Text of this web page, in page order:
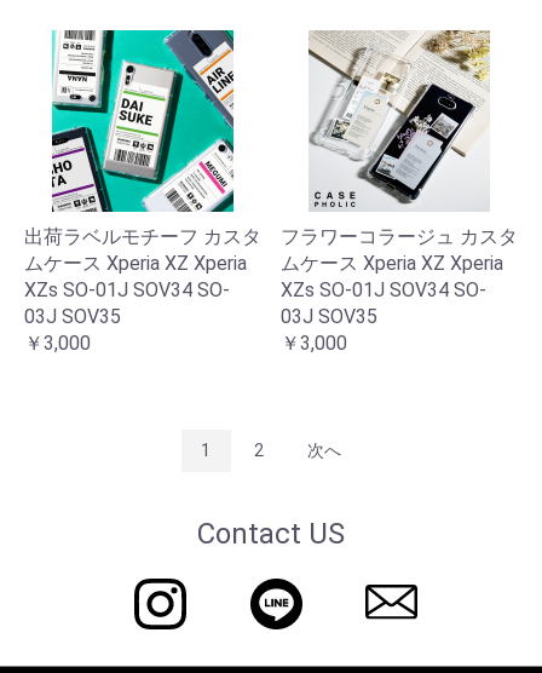
出荷ラベルモチーフ カスタ
ムケース Xperia XZ Xperia
XZs SO-01J SOV34 SO-
03J SOV35
￥3,000
フラワーコラージュ カスタ
ムケース Xperia XZ Xperia
XZs SO-01J SOV34 SO-
03J SOV35
￥3,000
1 2 次へ
Contact US